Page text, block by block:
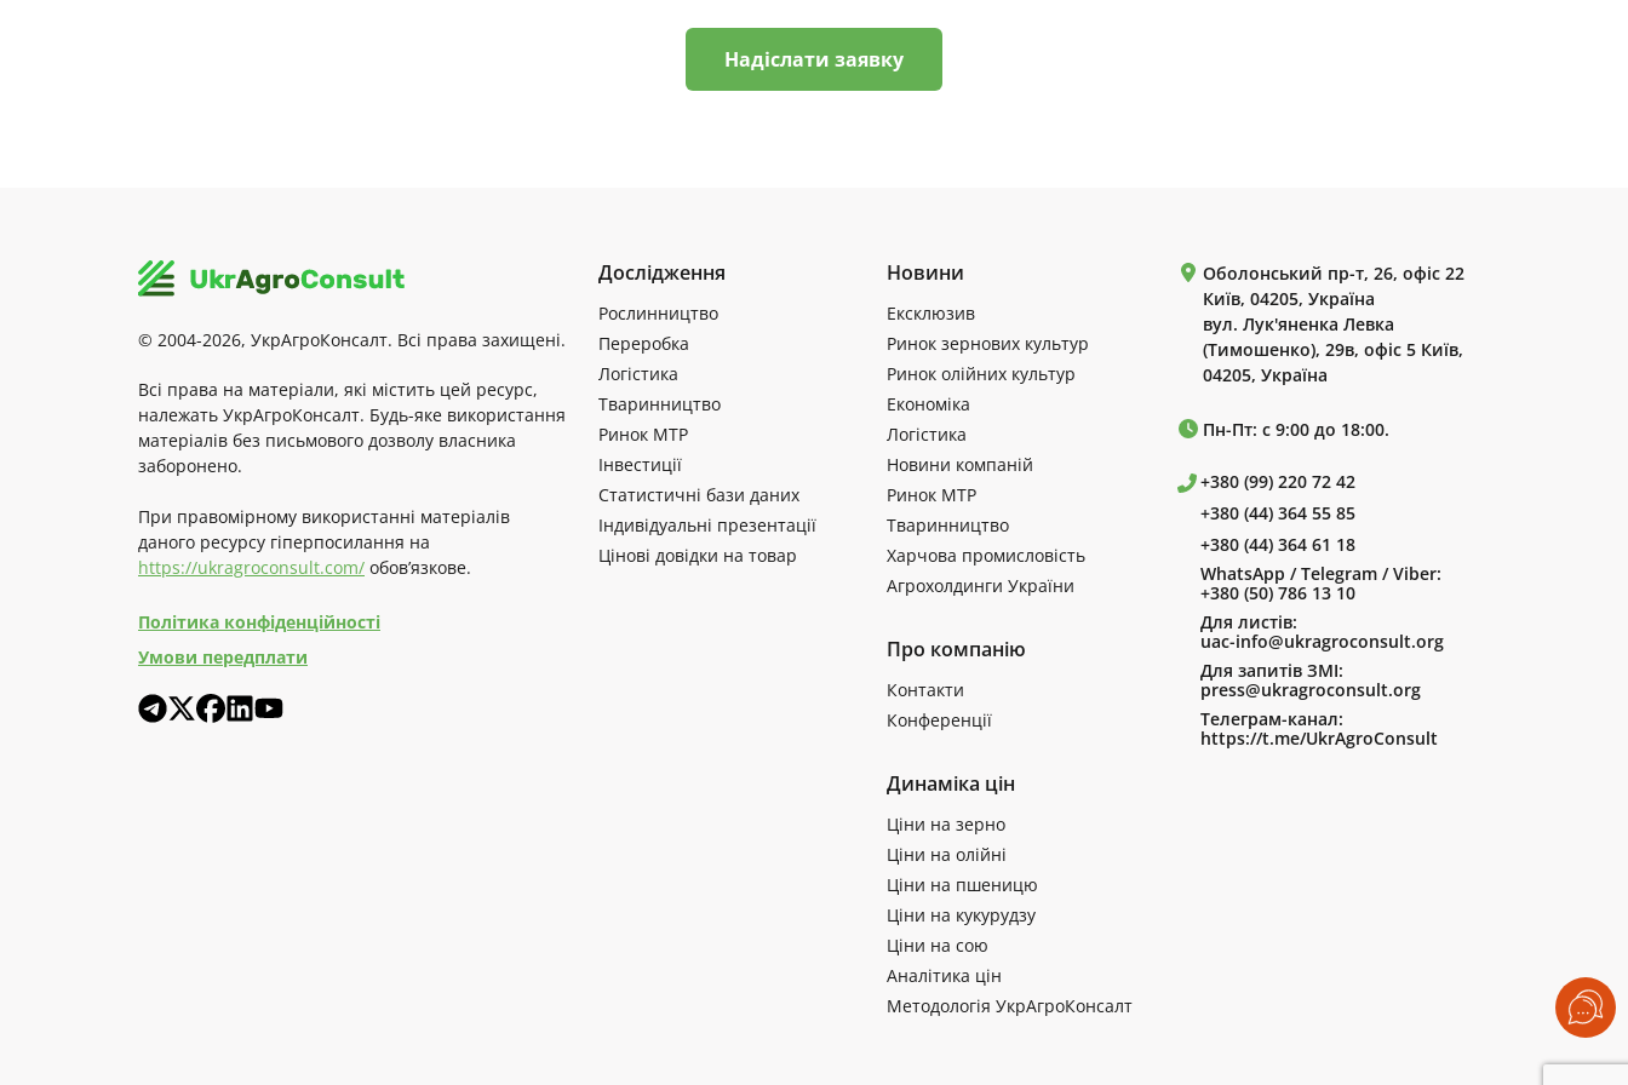
Надіслати заявку
© 2004-2026, УкрАгроКонсалт. Всі права захищені.
Всі права на матеріали, які містить цей ресурс,
належать УкрАгроКонсалт. Будь-яке використання
матеріалів без письмового дозволу власника
заборонено.
При правомірному використанні матеріалів
даного ресурсу гіперпосилання на
https://ukragroconsult.com/ обов’язкове.
Політика конфіденційності
Умови передплати
Дослідження
Рослинництво
Переробка
Логістика
Тваринництво
Ринок МТР
Інвестиції
Статистичні бази даних
Індивідуальні презентації
Цінові довідки на товар
Новини
Ексклюзив
Ринок зернових культур
Ринок олійних культур
Економіка
Логістика
Новини компаній
Ринок МТР
Тваринництво
Харчова промисловість
Агрохолдинги України
Про компанію
Контакти
Конференції
Динаміка цін
Ціни на зерно
Ціни на олійні
Ціни на пшеницю
Ціни на кукурудзу
Ціни на сою
Аналітика цін
Методологія УкрАгроКонсалт
Оболонський пр-т, 26, офіс 22
Київ, 04205, Україна
вул. Лук'яненка Левка
(Тимошенко), 29в, офіс 5 Київ,
04205, Україна
Пн-Пт: с 9:00 до 18:00.
+380 (99) 220 72 42
+380 (44) 364 55 85
+380 (44) 364 61 18
WhatsApp / Telegram / Viber:
+380 (50) 786 13 10
Для листів:
uac-info@ukragroconsult.org
Для запитів ЗМІ:
press@ukragroconsult.org
Телеграм-канал:
https://t.me/UkrAgroConsult